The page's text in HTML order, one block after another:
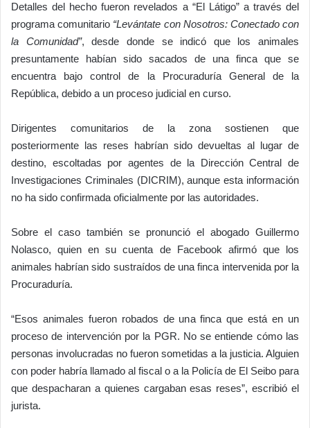
Detalles del hecho fueron revelados a “El Látigo” a través del
programa comunitario “Levántate con Nosotros: Conectado con
la Comunidad”, desde donde se indicó que los animales
presuntamente habían sido sacados de una finca que se
encuentra bajo control de la Procuraduría General de la
República, debido a un proceso judicial en curso.
Dirigentes comunitarios de la zona sostienen que
posteriormente las reses habrían sido devueltas al lugar de
destino, escoltadas por agentes de la Dirección Central de
Investigaciones Criminales (DICRIM), aunque esta información
no ha sido confirmada oficialmente por las autoridades.
Sobre el caso también se pronunció el abogado Guillermo
Nolasco, quien en su cuenta de Facebook afirmó que los
animales habrían sido sustraídos de una finca intervenida por la
Procuraduría.
“Esos animales fueron robados de una finca que está en un
proceso de intervención por la PGR. No se entiende cómo las
personas involucradas no fueron sometidas a la justicia. Alguien
con poder habría llamado al fiscal o a la Policía de El Seibo para
que despacharan a quienes cargaban esas reses”, escribió el
jurista.